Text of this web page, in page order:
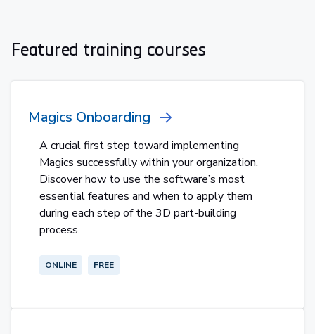
Featured training courses
Magics Onboarding
A crucial first step toward implementing
Magics successfully within your organization.
Discover how to use the software’s most
essential features and when to apply them
during each step of the 3D part-building
process.
ONLINE FREE